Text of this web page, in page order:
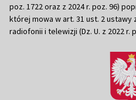
poz. 1722 oraz z 2024 r. poz. 96)
której mowa w art. 31 ust. 2 ustawy
radiofonii i telewizji (Dz. U. z 2022 r.